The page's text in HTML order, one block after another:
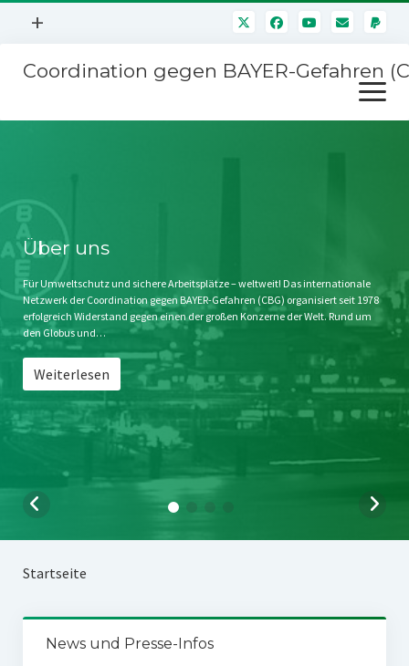
Menü
+
Mitmachen
Kontakt
Impressum
Störfälle
Coordination gegen BAYER-Gefahren
Menü
öffnen
Stichwort BAYER
Jahrestagung
SPENDEN
Über uns
Für Umweltschutz und sichere Arbeitsplätze – weltweit! Das internationale
Netzwerk der Coordination gegen BAYER-Gefahren (CBG) organisiert seit 1978
erfolgreich Widerstand gegen einen der großen Konzerne der Welt. Rund um
den Globus und…
Weiterlesen
Startseite
News und Presse-Infos